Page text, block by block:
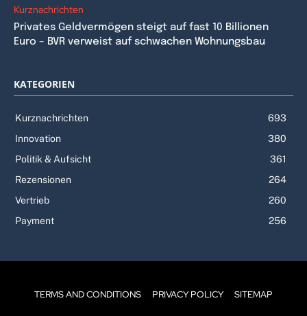
Kurznachrichten
Privates Geldvermögen steigt auf fast 10 Billionen
Euro – BVR verweist auf schwachen Wohnungsbau
KATEGORIEN
Kurznachrichten
693
Innovation
380
Politik & Aufsicht
361
Rezensionen
264
Vertrieb
260
Payment
256
TERMS AND CONDITIONS PRIVACY POLICY SITEMAP